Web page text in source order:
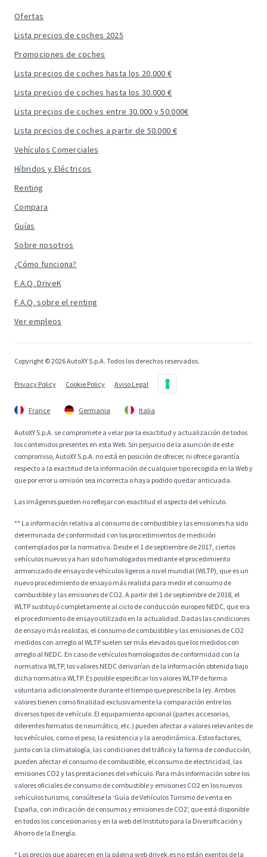
Ofertas
Lista precios de coches 2025
Promociones de coches
Lista precios de coches hasta los 20.000 €
Lista precios de coches hasta los 30.000 €
Lista precios de coches entre 30.000 y 50.000€
Lista precios de coches a partir de 50.000 €
Vehículos Comerciales
Híbridos y Eléctricos
Renting
Compara
Guías
Sobre nosotros
¿Cómo funciona?
F.A.Q. DriveK
F.A.Q. sobre el renting
Ver empleos
Copyright © 2026 AutoXY S.p.A. Todos los derechos reservados.
Privacy Policy Cookie Policy Aviso Legal
France Germania Italia
AutoXY S.p.A. se compromete a velar por la exactitud y actualización de todos
los contenidos presentes en esta Web. Sin perjuicio de la asunción de este
compromiso, AutoXY S.p.A. no está en posición de ofrecer, ni ofrece garantía
respecto a la exactitud de la información de cualquier tipo recogida en la Web y
que por error u omisión sea incorrecta o haya podido quedar anticuada.
Las imágenes pueden no reflejar con exactitud el aspecto del vehículo.
** La información relativa al consumo de combustible y las emisiones ha sido
determinada de conformidad con los procedimientos de medición
contemplados por la normativa. Desde el 1 de septiembre de 2017, ciertos
vehículos nuevos ya han sido homologados mediante el procedimiento
armonizado de ensayo de vehículos ligeros a nivel mundial (WLTP), que es un
nuevo procedimiento de ensayo más realista para medir el consumo de
combustible y las emisiones de CO2. A partir del 1 de septiembre de 2018, el
WLTP sustituyó completamente al ciclo de conducción europeo NEDC, que era
el procedimiento de ensayo utilizado en la actualidad. Dadas las condiciones
de ensayo más realistas, el consumo de combustible y las emisiones de CO2
medidos con arreglo al WLTP suelen ser más elevados que los medidos con
arreglo al NEDC. En caso de vehículos homologados de conformidad con la
normativa WLTP, los valores NEDC derivarían de la información obtenida bajo
dicha normativa WLTP. Es posible especificar los valores WLTP de forma
voluntaria adicionalmente durante el tiempo que prescribe la ley. Ambos
valores tienen como finalidad exclusivamente la comparación entre los
diversos tipos de vehículo. El equipamiento opcional (partes accesorias,
diferentes formatos de neumático, etc.) pueden afectar a valores relevantes de
los vehículos, como el peso, la resistencia y la aerodinámica. Estos factores,
junto con la climatología, las condiciones del tráfico y la forma de conducción,
pueden afectar el consumo de combustible, el consumo de electricidad, las
emisiones CO2 y las prestaciones del vehículo. Para más información sobre los
valores oficiales de consumo de combustible y emisiones CO2 en los nuevos
vehículos turismo, consúltese la ‘Guía de Vehículos Turismo de venta en
España, con indicación de consumos y emisiones de CO2’, que está disponible
en todos los concesionarios y en la web del Instituto para la Diversificación y
Ahorro de la Energía.
* Los precios que aparecen en la página web drivek.es no están exentos de la